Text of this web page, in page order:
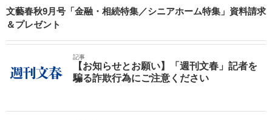
文藝春秋9月号「金融・相続特集／シニアホーム特集」資料請求
＆プレゼント
記事
【お知らせとお願い】「週刊文春」記者を
騙る詐欺行為にご注意ください